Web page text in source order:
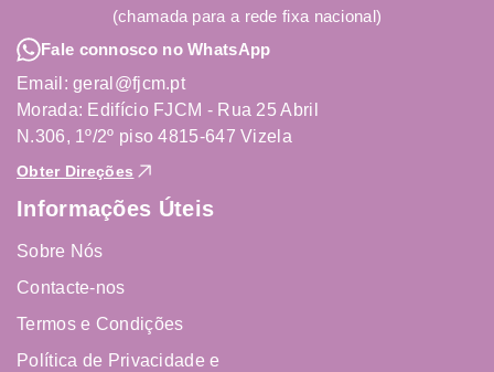
(chamada para a rede fixa nacional)
Fale connosco no WhatsApp
Email: geral@fjcm.pt
Morada: Edifício FJCM - Rua 25 Abril
N.306, 1º/2º piso 4815-647 Vizela
Obter Direções
Informações Úteis
Sobre Nós
Contacte-nos
Termos e Condições
Política de Privacidade e